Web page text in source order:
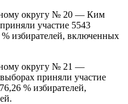
округу № 20 — Ким
участие 5543
% избирателей, включенных
округу № 21 —
приняли участие
% избирателей,